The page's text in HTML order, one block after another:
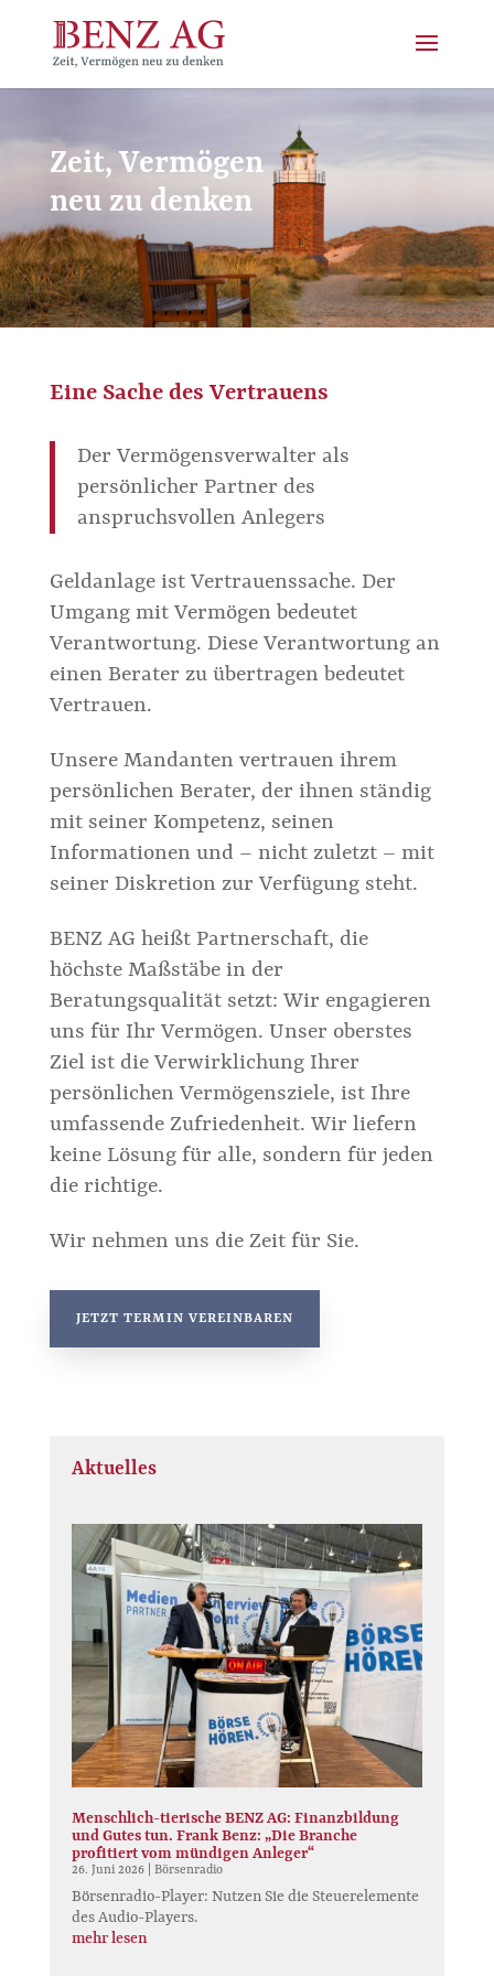
Zeit, Vermögen
neu zu denken
Eine Sache des Vertrauens
Der Vermögensverwalter als
persönlicher Partner des
anspruchsvollen Anlegers
Geldanlage ist Vertrauenssache. Der
Umgang mit Vermögen bedeutet
Verantwortung. Diese Verantwortung an
einen Berater zu übertragen bedeutet
Vertrauen.
Unsere Mandanten vertrauen ihrem
persönlichen Berater, der ihnen ständig
mit seiner Kompetenz, seinen
Informationen und – nicht zuletzt – mit
seiner Diskretion zur Verfügung steht.
BENZ AG heißt Partnerschaft, die
höchste Maßstäbe in der
Beratungsqualität setzt: Wir engagieren
uns für Ihr Vermögen. Unser oberstes
Ziel ist die Verwirklichung Ihrer
persönlichen Vermögensziele, ist Ihre
umfassende Zufriedenheit. Wir liefern
keine Lösung für alle, sondern für jeden
die richtige.
Wir nehmen uns die Zeit für Sie.
JETZT TERMIN VEREINBAREN
Aktuelles
Menschlich-tierische BENZ AG: Finanzbildung
und Gutes tun. Frank Benz: „Die Branche
profitiert vom mündigen Anleger“
26. Juni 2026| Börsenradio
Börsenradio-Player: Nutzen Sie die Steuerelemente
des Audio-Players.
mehr lesen